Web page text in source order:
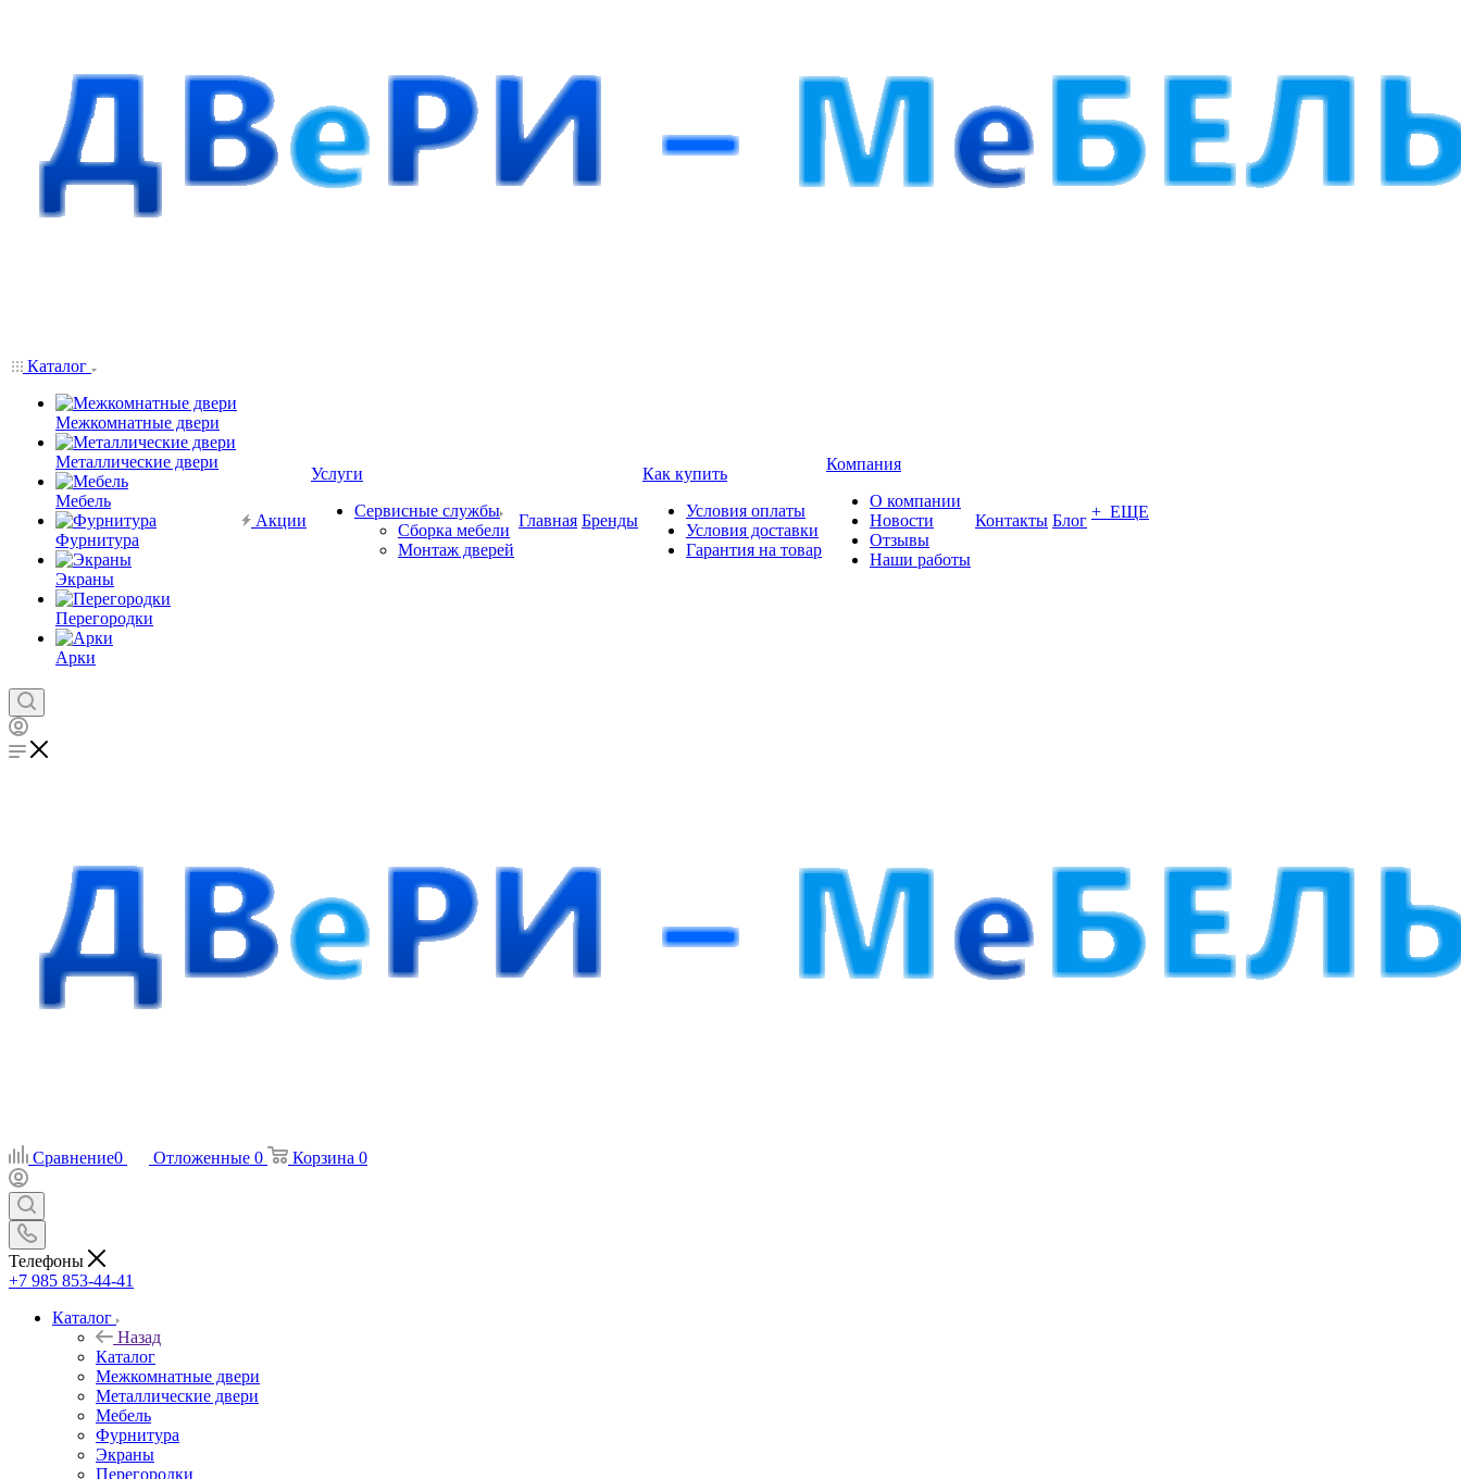
Каталог
Межкомнатные двери
Металлические двери
Мебель
Фурнитура
Экраны
Перегородки
Арки
Акции
Услуги
Сервисные службы
Сборка мебели
Монтаж дверей
Главная Бренды
Как купить
Условия оплаты
Условия доставки
Гарантия на товар
Компания
О компании
Новости
Отзывы
Наши работы
Контакты Блог + ЕЩЕ
Сравнение0 Отложенные 0 Корзина 0
Телефоны
+7 985 853-44-41
Каталог
Назад
Каталог
Межкомнатные двери
Металлические двери
Мебель
Фурнитура
Экраны
Перегородки